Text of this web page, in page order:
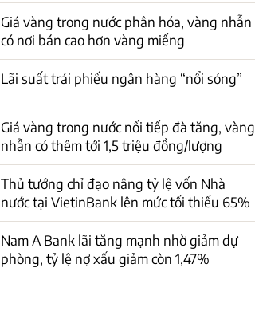
Giá vàng trong nước phân hóa, vàng nhẫn
có nơi bán cao hơn vàng miếng
Lãi suất trái phiếu ngân hàng “nổi sóng”
Giá vàng trong nước nối tiếp đà tăng, vàng
nhẫn có thêm tới 1,5 triệu đồng/lượng
Thủ tướng chỉ đạo nâng tỷ lệ vốn Nhà
nước tại VietinBank lên mức tối thiểu 65%
Nam A Bank lãi tăng mạnh nhờ giảm dự
phòng, tỷ lệ nợ xấu giảm còn 1,47%